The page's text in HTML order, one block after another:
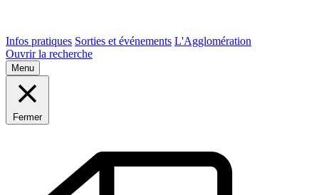
Infos pratiques Sorties et événements L'Agglomération
Ouvrir la recherche
Menu
Fermer